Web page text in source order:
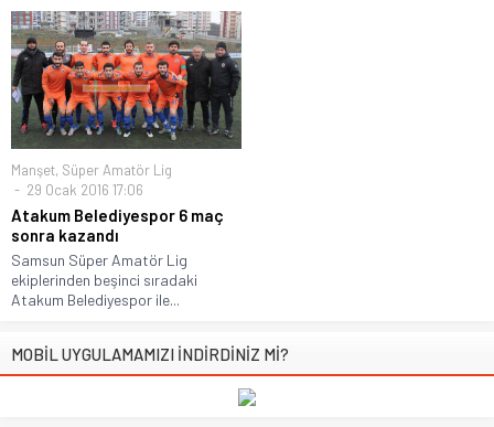
Manşet, Süper Amatör Lig
29 Ocak 2016 17:06
Atakum Belediyespor 6 maç
sonra kazandı
Samsun Süper Amatör Lig
ekiplerinden beşinci sıradaki
Atakum Belediyespor ile...
MOBİL UYGULAMAMIZI İNDİRDİNİZ Mİ?